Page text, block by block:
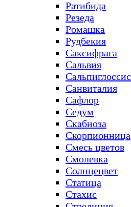
Ратибида
Резеда
Ромашка
Рудбекия
Саксифрага
Сальвия
Сальпиглоссис
Санвиталия
Сафлор
Седум
Скабиоза
Скорпионница
Смесь цветов
Смолевка
Солнцецвет
Статица
Стахис